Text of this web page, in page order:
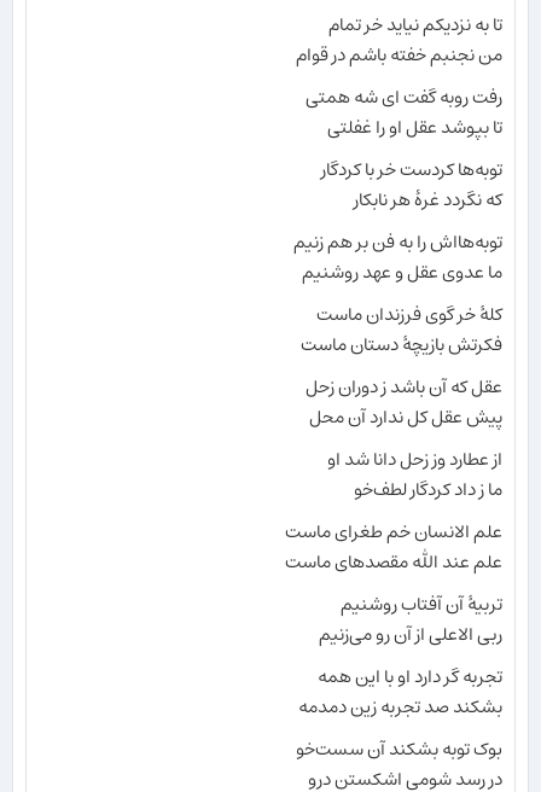
تا به نزدیکم نیاید خر تمام
من نجنبم خفته باشم در قوام
رفت روبه گفت ای شه همتی
تا بپوشد عقل او را غفلتی
توبه‌ها کردست خر با کردگار
که نگردد غرهٔ هر نابکار
توبه‌هااش را به فن بر هم زنیم
ما عدوی عقل و عهد روشنیم
کلهٔ خر گوی فرزندان ماست
فکرتش بازیچهٔ دستان ماست
عقل که آن باشد ز دوران زحل
پیش عقل کل ندارد آن محل
از عطارد وز زحل دانا شد او
ما ز داد کردگار لطف‌خو
علم الانسان خم طغرای ماست
علم عند الله مقصدهای ماست
تربیهٔ آن آفتاب روشنیم
ربی الاعلی از آن رو می‌زنیم
تجربه گر دارد او با این همه
بشکند صد تجربه زین دمدمه
بوک توبه بشکند آن سست‌خو
در رسد شومی اشکستن درو